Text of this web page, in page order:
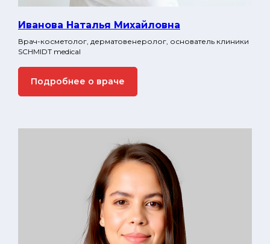
Иванова Наталья Михай ловна
Врач-косметолог, дерматовенеролог, основатель клиники
SCHMIDT medical
Подробнее о враче